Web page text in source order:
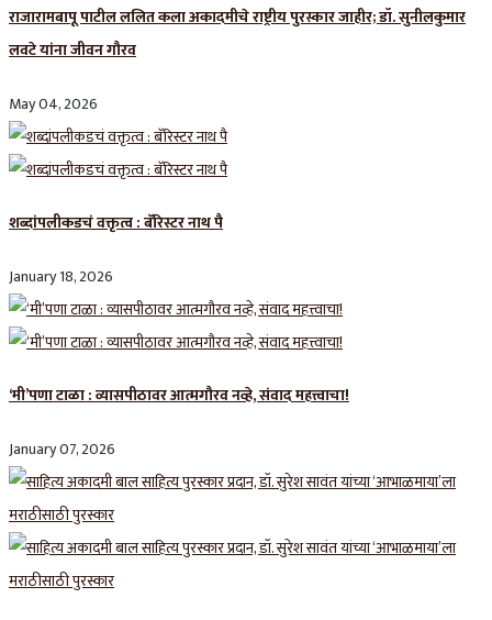
राजारामबापू पाटील ललित कला अकादमीचे राष्ट्रीय पुरस्कार जाहीर; डॉ. सुनीलकुमार
लवटे यांना जीवन गौरव
May 04, 2026
शब्दांपलीकडचं वक्तृत्व : बॅरिस्टर नाथ पै
January 18, 2026
‘मी’पणा टाळा : व्यासपीठावर आत्मगौरव नव्हे, संवाद महत्त्वाचा!
January 07, 2026